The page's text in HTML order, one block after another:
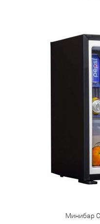
Минибар